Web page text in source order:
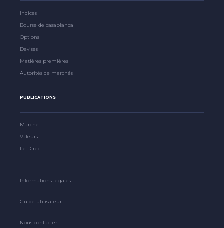
Indices
Bourse de casablanca
Options
Devises
Matières premières
Autorités de marchés
PUBLICATIONS
Marché
Valeurs
Le Direct
Informations légales
Guide utilisateur
Nous contacter